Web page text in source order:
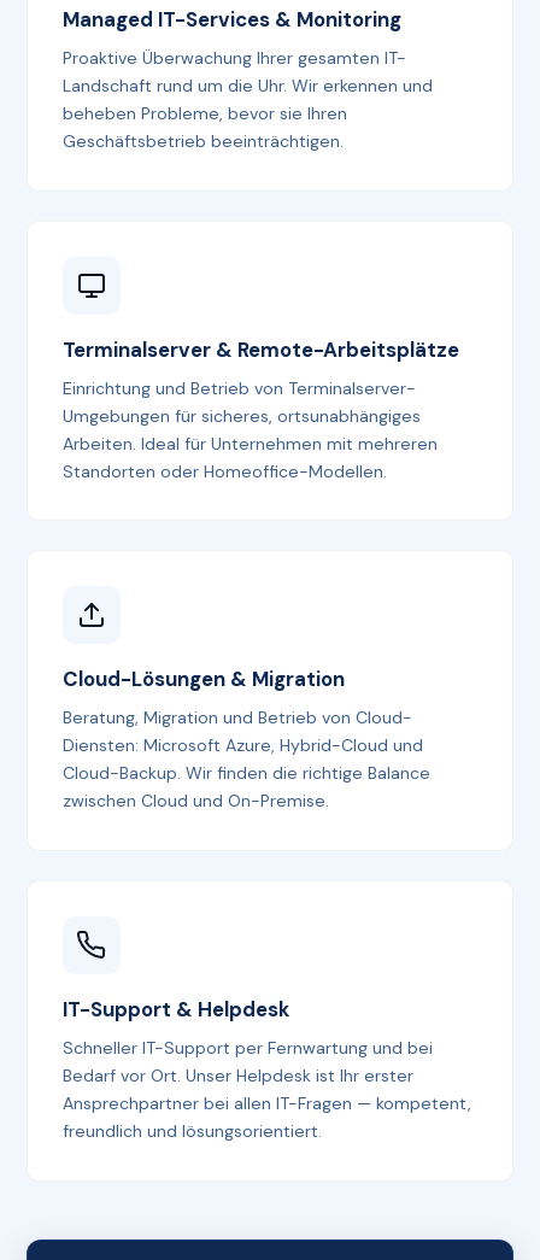
Managed IT-Services & Monitoring
Proaktive Überwachung Ihrer gesamten IT-
Landschaft rund um die Uhr. Wir erkennen und
beheben Probleme, bevor sie Ihren
Geschäftsbetrieb beeinträchtigen.
Terminalserver & Remote-Arbeitsplätze
Einrichtung und Betrieb von Terminalserver-
Umgebungen für sicheres, ortsunabhängiges
Arbeiten. Ideal für Unternehmen mit mehreren
Standorten oder Homeoffice-Modellen.
Cloud-Lösungen & Migration
Beratung, Migration und Betrieb von Cloud-
Diensten: Microsoft Azure, Hybrid-Cloud und
Cloud-Backup. Wir finden die richtige Balance
zwischen Cloud und On-Premise.
IT-Support & Helpdesk
Schneller IT-Support per Fernwartung und bei
Bedarf vor Ort. Unser Helpdesk ist Ihr erster
Ansprechpartner bei allen IT-Fragen — kompetent,
freundlich und lösungsorientiert.